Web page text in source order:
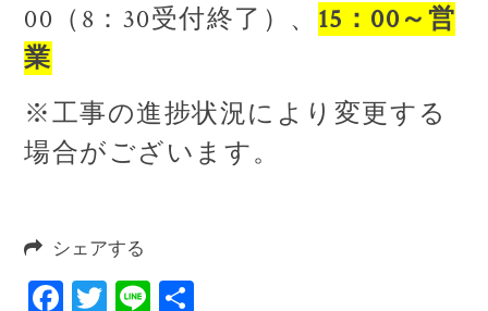
00（8：30受付終了）、 15：00～営
業
※工事の進捗状況により変更する
場合がございます。
シェアする
Facebook
Twitter
Line